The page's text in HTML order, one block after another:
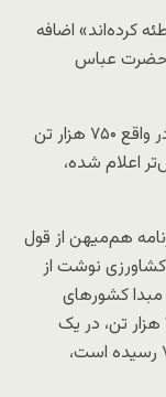
کرده‌اند» اضافه
و به حضرت عباس
به نظر می‌رسد منظور حاجی‌پور از «۷۵۰ تن» در واقع ۷۵۰ هزار تن
اعلام شده،
قبل، دهم مهر ماه ۱۴۰۳، روزنامه هم‌میهن از قول
نوشت از
خارجی از مبدا کشورهای
مختلف تامین و وارد شده است. حال این ۲۵۰ هزار تن، در یک
هفته چطور به عدد قبلی اضافه شده و به ۷۵۰ رسیده است،